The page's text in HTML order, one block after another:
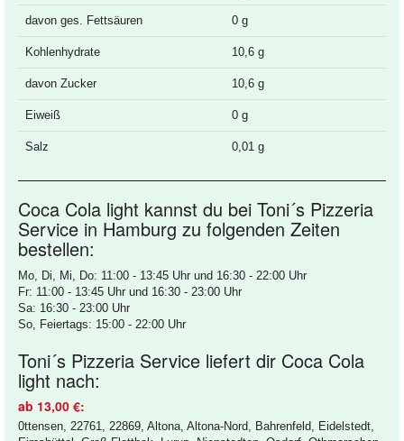
davon ges. Fettsäuren 0 g
Kohlenhydrate 10,6 g
davon Zucker 10,6 g
Eiweiß 0 g
Salz 0,01 g
Coca Cola light kannst du bei Toni´s Pizzeria
Service in Hamburg zu folgenden Zeiten
bestellen:
Mo, Di, Mi, Do: 11:00 - 13:45 Uhr und 16:30 - 22:00 Uhr
Fr: 11:00 - 13:45 Uhr und 16:30 - 23:00 Uhr
Sa: 16:30 - 23:00 Uhr
So, Feiertags: 15:00 - 22:00 Uhr
Toni´s Pizzeria Service liefert dir Coca Cola
light nach:
ab 13,00 €:
0ttensen, 22761, 22869, Altona, Altona-Nord, Bahrenfeld, Eidelstedt,